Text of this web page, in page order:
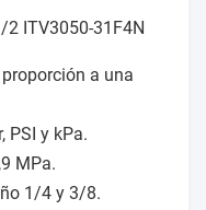
2 ITV3050-31F4N
a una
PSI y kPa.
MPa.
1/4 y 3/8.